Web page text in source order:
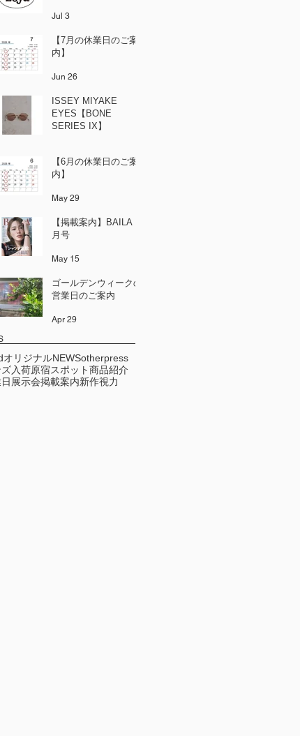
Jul 3
【7月の休業日のご案
内】
Jun 26
ISSEY MIYAKE
EYES【BONE
SERIES IX】
【6月の休業日のご案
内】
May 29
【掲載案内】BAILA 6
月号
May 15
ゴールデンウィークの
営業日のご案内
Apr 29
オリジナルNEWSotherpress
ズ入荷原宿スポット商品紹介
展示会掲載案内新作視力